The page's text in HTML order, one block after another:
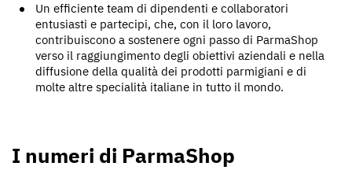
Un efficiente team di dipendenti e collaboratori
entusiasti e partecipi, che, con il loro lavoro,
contribuiscono a sostenere ogni passo di ParmaShop
verso il raggiungimento degli obiettivi aziendali e nella
diffusione della qualità dei prodotti parmigiani e di
molte altre specialità italiane in tutto il mondo.
I numeri di ParmaShop